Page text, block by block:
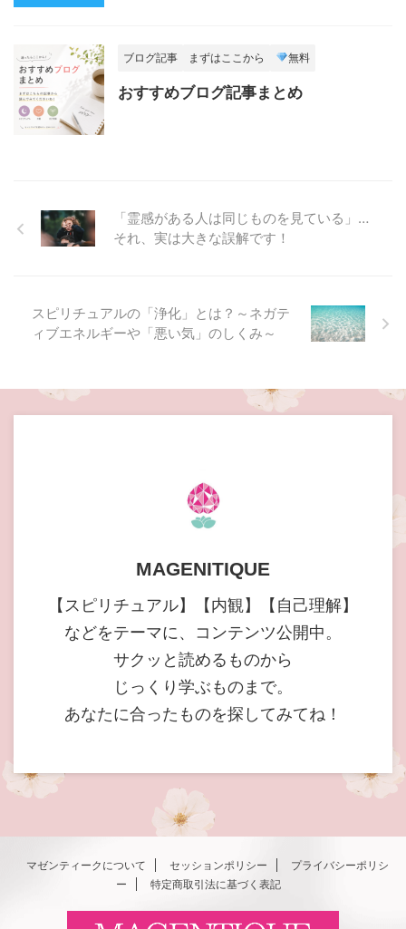
ブログ記事 まずはここから 無料
おすすめブログ記事まとめ
「霊感がある人は同じものを見ている」…
それ、実は大きな誤解です！
スピリチュアルの「浄化」とは？～ネガテ
ィブエネルギーや「悪い気」のしくみ～
MAGENITIQUE
【スピリチュアル】【内観】【自己理解】
などをテーマに、コンテンツ公開中。
サクッと読めるものから
じっくり学ぶものまで。
あなたに合ったものを探してみてね！
マゼンティークについて セッションポリシー
プライバシーポリシ
ー
特定商取引法に基づく表記